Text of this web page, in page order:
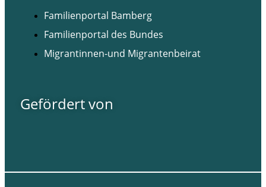
Familienportal Bamberg
Familienportal des Bundes
Migrantinnen-und Migrantenbeirat
Gefördert von